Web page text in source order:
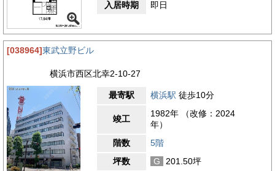
入居時期
即日
[038964]東武立野ビル
横浜市西区北幸2-10-27
最寄駅 横浜駅 徒歩10分
竣工
1982年 （改修：2024
年）
階数
5階
坪数
G
201.50坪